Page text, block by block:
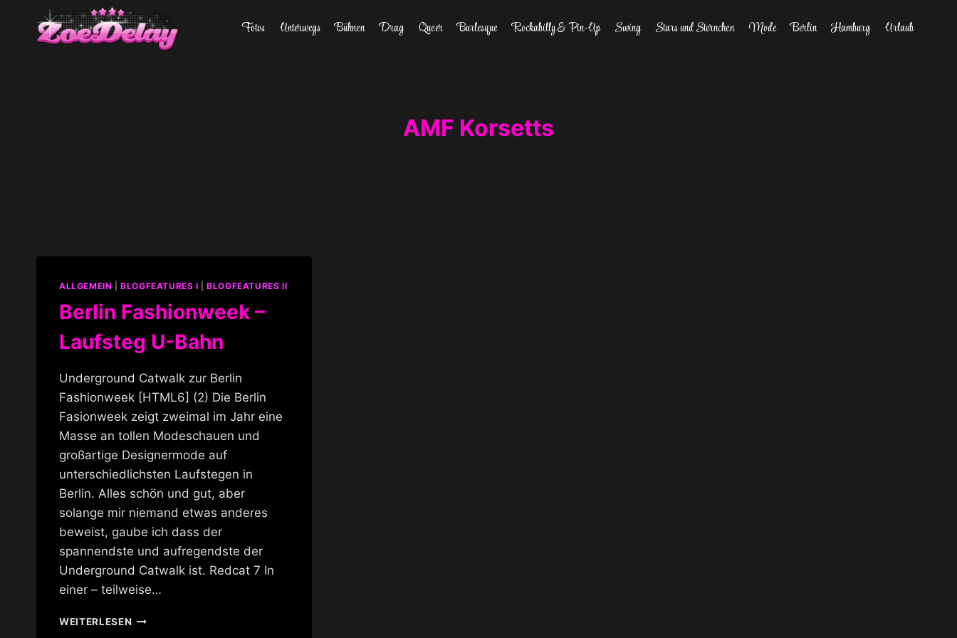
springen
Fotos Unterwegs Bühnen Drag Queer Burlesque Rockabilly & Pin-Up Swing Stars und Sternchen Mode Berlin Hamburg Urlaub
AMF Korsetts
ALLGEMEIN |BLOGFEATURES I |BLOGFEATURES II
Berlin Fashionweek –
Laufsteg U-Bahn
Underground Catwalk zur Berlin
Fashionweek [HTML6] (2) Die Berlin
Fasionweek zeigt zweimal im Jahr eine
Masse an tollen Modeschauen und
großartige Designermode auf
unterschiedlichsten Laufstegen in
Berlin. Alles schön und gut, aber
solange mir niemand etwas anderes
beweist, gaube ich dass der
spannendste und aufregendste der
Underground Catwalk ist. Redcat 7 In
einer – teilweise…
WEITERLESENBERLIN